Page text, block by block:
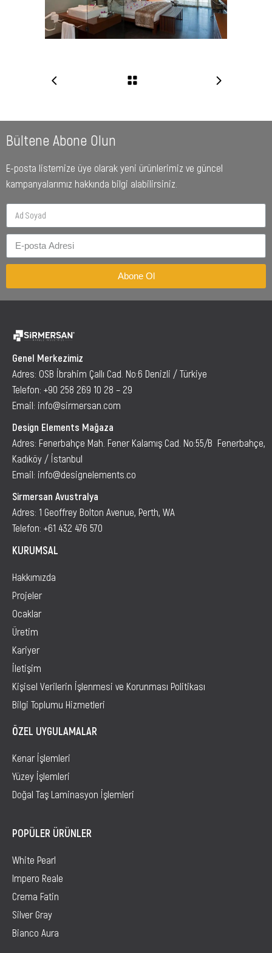
Bültene Abone Olun
E-posta listemize üye olarak yeni ürünlerimiz ve güncel
kampanyalarımız hakkında bilgi alabilirsiniz.
Abone Ol
Genel Merkezimiz
Adres: OSB İbrahim Çallı Cad. No:6 Denizli / Türkiye
Telefon: +90 258 269 10 28 – 29
Email: info@sirmersan.com
Design Elements Mağaza
Adres: Fenerbahçe Mah. Fener Kalamış Cad. No:55/B Fenerbahçe,
Kadıköy / İstanbul
Email: info@designelements.co
Sirmersan Avustralya
Adres: 1 Geoffrey Bolton Avenue, Perth, WA
Telefon: +61 432 476 570
KURUMSAL
Hakkımızda
Projeler
Ocaklar
Üretim
Kariyer
İletişim
Kişisel Verilerin İşlenmesi ve Korunması Politikası
Bilgi Toplumu Hizmetleri
ÖZEL UYGULAMALAR
Kenar İşlemleri
Yüzey İşlemleri
Doğal Taş Laminasyon İşlemleri
POPÜLER ÜRÜNLER
White Pearl
Impero Reale
Crema Fatin
Silver Gray
Bianco Aura